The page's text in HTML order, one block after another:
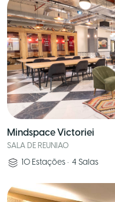
Mindspace Victoriei
SALA DE REUNIAO
10 Estações • 4 Salas